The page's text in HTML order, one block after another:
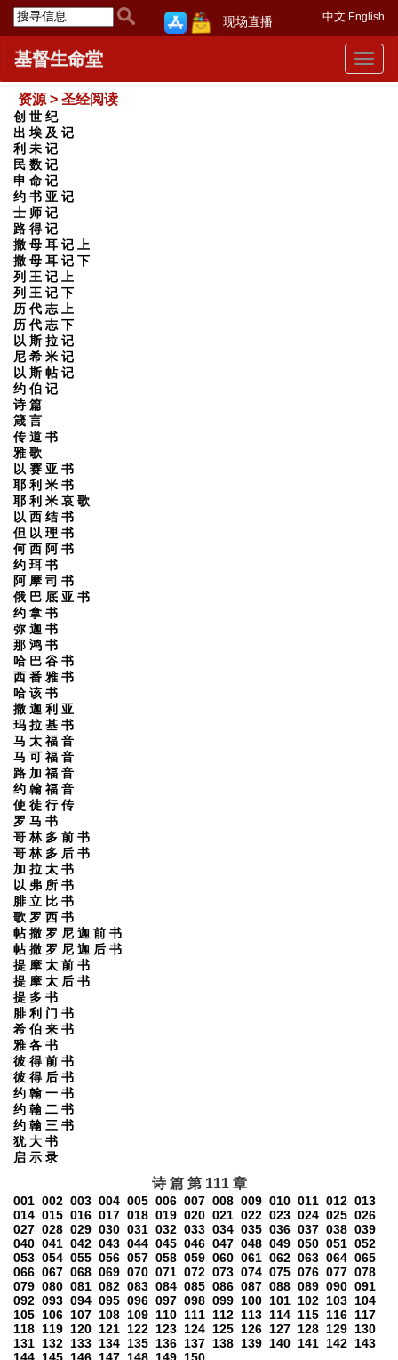
中文 English
现场直播
Toggle
基督生命堂
资源 > 圣经阅读
创 世 纪
出 埃 及 记
利 未 记
民 数 记
申 命 记
约 书 亚 记
士 师 记
路 得 记
撒 母 耳 记 上
撒 母 耳 记 下
列 王 记 上
列 王 记 下
历 代 志 上
历 代 志 下
以 斯 拉 记
尼 希 米 记
以 斯 帖 记
约 伯 记
诗 篇
箴 言
传 道 书
雅 歌
以 赛 亚 书
耶 利 米 书
耶 利 米 哀 歌
以 西 结 书
但 以 理 书
何 西 阿 书
约 珥 书
阿 摩 司 书
俄 巴 底 亚 书
约 拿 书
弥 迦 书
那 鸿 书
哈 巴 谷 书
西 番 雅 书
哈 该 书
撒 迦 利 亚
玛 拉 基 书
马 太 福 音
马 可 福 音
路 加 福 音
约 翰 福 音
使 徒 行 传
罗 马 书
哥 林 多 前 书
哥 林 多 后 书
加 拉 太 书
以 弗 所 书
腓 立 比 书
歌 罗 西 书
帖 撒 罗 尼 迦 前 书
帖 撒 罗 尼 迦 后 书
提 摩 太 前 书
提 摩 太 后 书
提 多 书
腓 利 门 书
希 伯 来 书
雅 各 书
彼 得 前 书
彼 得 后 书
约 翰 一 书
约 翰 二 书
约 翰 三 书
犹 大 书
启 示 录
诗 篇 第 111 章
001 002 003 004 005 006 007 008 009 010 011 012 013
014 015 016 017 018 019 020 021 022 023 024 025 026
027 028 029 030 031 032 033 034 035 036 037 038 039
040 041 042 043 044 045 046 047 048 049 050 051 052
053 054 055 056 057 058 059 060 061 062 063 064 065
066 067 068 069 070 071 072 073 074 075 076 077 078
079 080 081 082 083 084 085 086 087 088 089 090 091
092 093 094 095 096 097 098 099 100 101 102 103 104
105 106 107 108 109 110 111 112 113 114 115 116 117
118 119 120 121 122 123 124 125 126 127 128 129 130
131 132 133 134 135 136 137 138 139 140 141 142 143